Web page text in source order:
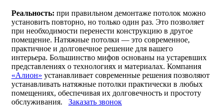
Реальность: при правильном демонтаже потолок можно
установить повторно, но только один раз. Это позволяет
при необходимости перенести конструкцию в другое
помещение. Натяжные потолки — это современное,
практичное и долговечное решение для вашего
интерьера. Большинство мифов основаны на устаревших
представлениях о технологиях и материалах. Компания
«Алион» устанавливает современные решения позволяют
устанавливать натяжные потолки практически в любых
помещениях, обеспечивая их долговечность и простоту
обслуживания. Заказать звонок